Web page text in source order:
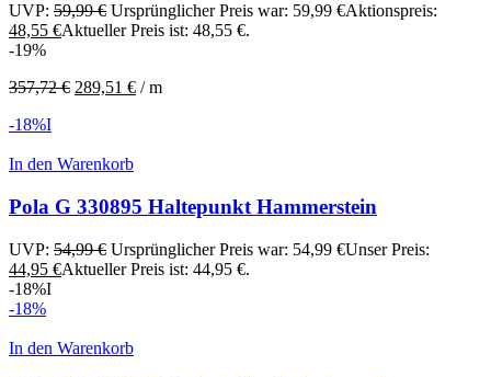
UVP: 59,99€ Ursprünglicher Preis war: 59,99 €Aktionspreis:
48,55 €Aktueller Preis ist: 48,55 €.
-19%
357,72€ 289,51 € /m
-18%I
In den Warenkorb
Pola G 330895 Haltepunkt Hammerstein
UVP: 54,99€ Ursprünglicher Preis war: 54,99 €Unser Preis:
44,95 €Aktueller Preis ist: 44,95 €.
-18%I
-18%
In den Warenkorb